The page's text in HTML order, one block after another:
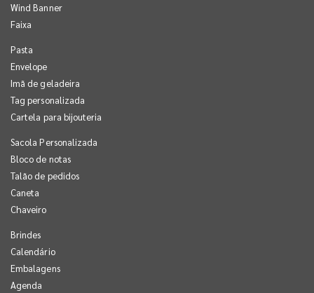
Wind Banner
Faixa
Pasta
Envelope
Imã de geladeira
Tag personalizada
Cartela para bijouteria
Sacola Personalizada
Bloco de notas
Talão de pedidos
Caneta
Chaveiro
Brindes
Calendário
Embalagens
Agenda